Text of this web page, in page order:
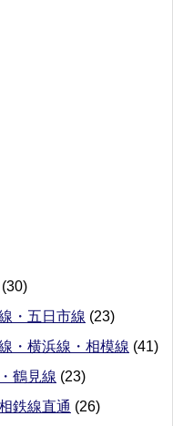
(30)
・五日市線 (23)
・横浜線・相模線 (41)
鶴見線 (23)
鉄線直通 (26)